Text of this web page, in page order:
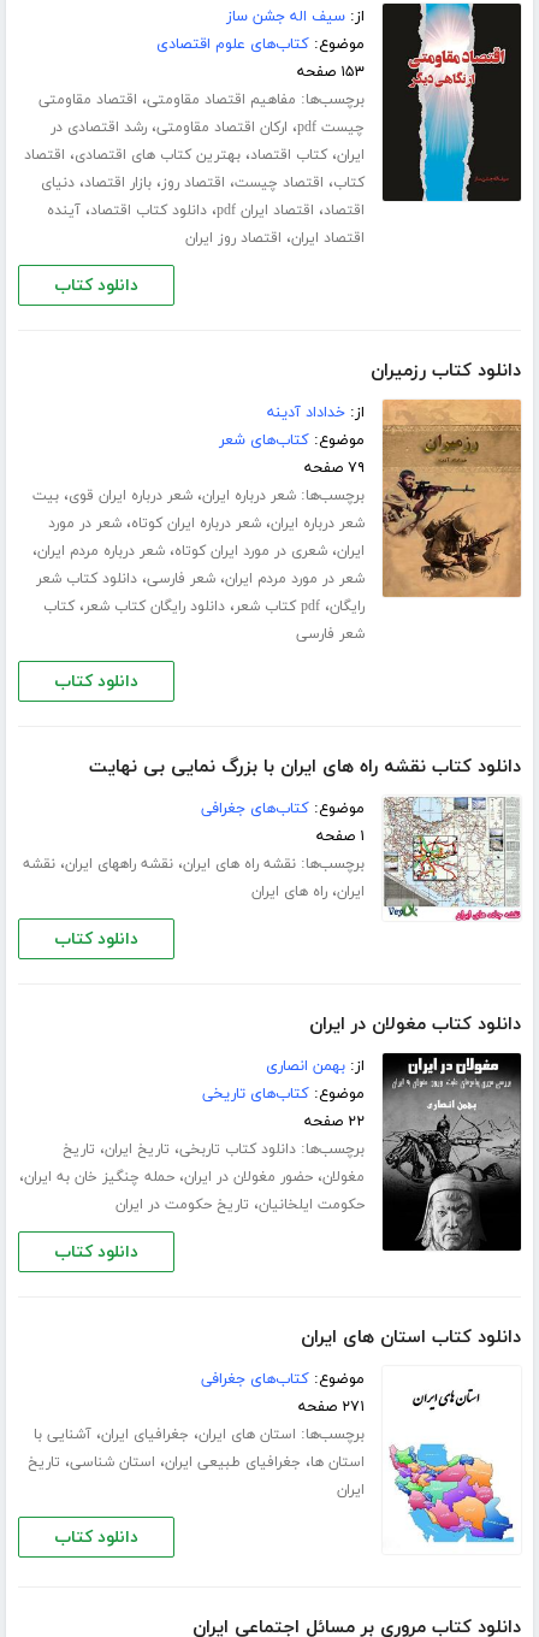
از:سیف اله جشن ساز
موضوع:کتاب‌های علوم اقتصادی
۱۵۳ صفحه
برچسب‌ها: مفاهیم اقتصاد مقاومتی، اقتصاد مقاومتی
چیست pdf
، ارکان اقتصاد مقاومتی،رشد اقتصادی در
ایران،کتاب اقتصاد،بهترین کتاب های اقتصادی، اقتصاد
کتاب، اقتصاد چیست، اقتصاد روز،بازار اقتصاد،دنیای
اقتصاد، اقتصاد ایران pdf ،دانلود کتاب اقتصاد،آینده
اقتصاد ایران، اقتصاد روز ایران
دانلود کتاب
دانلود کتاب رزمیران
از:خداداد آدینه
موضوع:کتاب‌های شعر
۷۹ صفحه
برچسب‌ها:شعر درباره ایران،شعر درباره ایران قوی،بیت
شعر درباره ایران،شعر درباره ایران کوتاه،شعر در مورد
ایران،شعری در مورد ایران کوتاه،شعر درباره مردم ایران،
شعر در مورد مردم ایران،شعر فارسی،دانلود کتاب شعر
رایگان،pdf کتاب شعر ،دانلود رایگان کتاب شعر،کتاب
شعر فارسی
دانلود کتاب
دانلود کتاب نقشه راه های ایران با بزرگ نمایی بی نهایت
موضوع:کتاب‌های جغرافی
۱ صفحه
برچسب‌ها:نقشه راه های ایران،نقشه راههای ایران،نقشه
ایران،راه های ایران
دانلود کتاب
دانلود کتاب مغولان در ایران
از:بهمن انصاری
موضوع:کتاب‌های تاریخی
۲۲ صفحه
برچسب‌ها:دانلود کتاب تاربخی، تاریخ ایران، تاریخ
مغولان،حضور مغولان در ایران،حمله چنگیز خان به ایران،
حکومت ایلخانیان، تاریخ حکومت در ایران
دانلود کتاب
دانلود کتاب استان های ایران
موضوع:کتاب‌های جغرافی
۲۷۱ صفحه
برچسب‌ها: استان های ایران، جغرافیای ایران،آشنایی با
استان ها، جغرافیای طبیعی ایران، استان شناسی، تاریخ
ایران
دانلود کتاب
دانلود کتاب مروری بر مسائل اجتماعی ایران